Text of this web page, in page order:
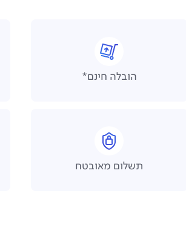
הובלה חינם*
תשלום מאובטח